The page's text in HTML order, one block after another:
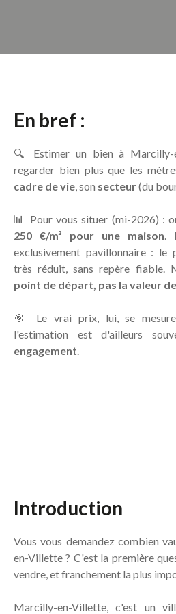
En bref :
🔍 Estimer un bien à Marcilly-
regarder bien plus que les
cadre de vie, son secteur(du
📊 Pour vous situer (mi-2026) :
250 €/m² pour une maison.
exclusivement pavillonnaire : le
très réduit, sans repère fiable.
point de départ, pas la valeur
🎯 Le vrai prix, lui, se
l'estimation est d'ailleurs
engagement.
Introduction
Vous vous demandez combien
en-Villette ? C'est la première
vendre, et franchement la plus
Marcilly-en-Villette, c'est un